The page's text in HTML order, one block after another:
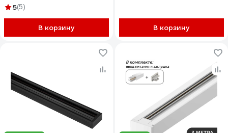
белый TRX001-113W
5(5)
В корзину
В корзину